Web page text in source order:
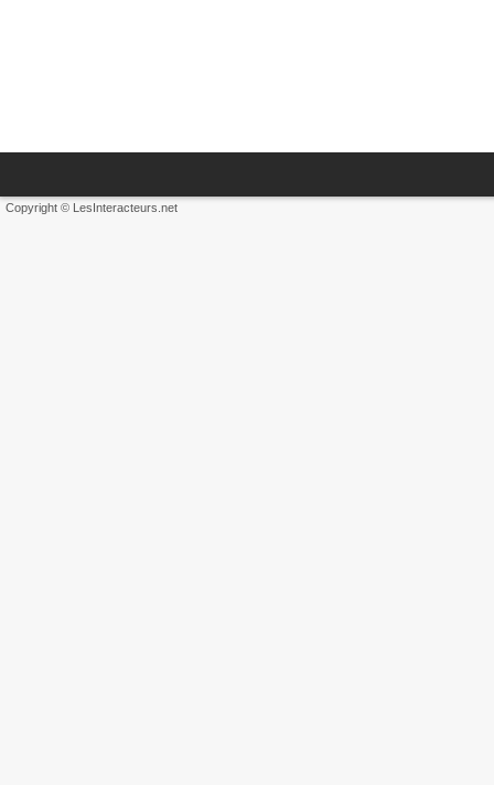
Copyright © LesInteracteurs.net